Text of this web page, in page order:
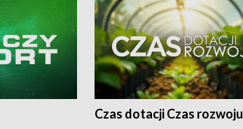
Czas dotacji Czas rozwoju